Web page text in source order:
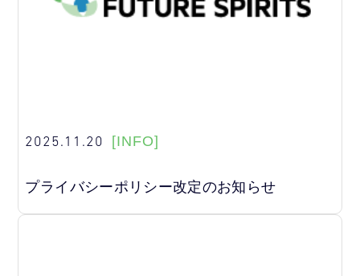
2025.11.20 [INFO]
プライバシーポリシー改定のお知らせ